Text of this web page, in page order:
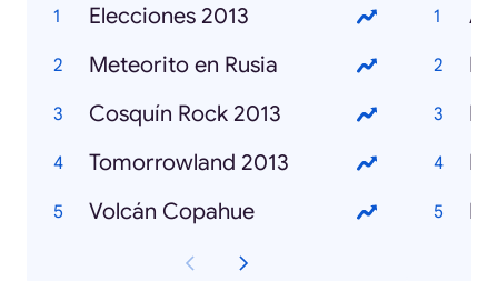
Elecciones 2013
Meteorito en Rusia
Cosquín Rock 2013
Tomorrowland 2013
Volcán Copahue